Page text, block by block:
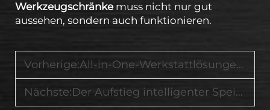
Werkzeugschränke muss nicht nur gut
aussehen, sondern auch funktionieren.
Vorherige:All-in-One-Werkstattlösungen inklusive Werkbänke, Werkzeugwagen und abschließbare Schränke
Nächste:Der Aufstieg intelligenter Speicherlösungen in Werkstätten für die Fahrzeugwartung